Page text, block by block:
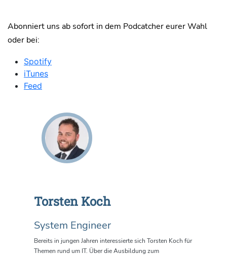
Abonniert uns ab sofort in dem Podcatcher eurer Wahl
oder bei:
Spotify
iTunes
Feed
Torsten Koch
System Engineer
Bereits in jungen Jahren interessierte sich Torsten Koch für
Themen rund um IT. Über die Ausbildung zum